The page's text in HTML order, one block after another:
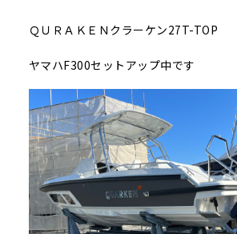
ＱＵＲＡＫＥＮクラーケン27T-TOP
ヤマハF300セットアップ中です